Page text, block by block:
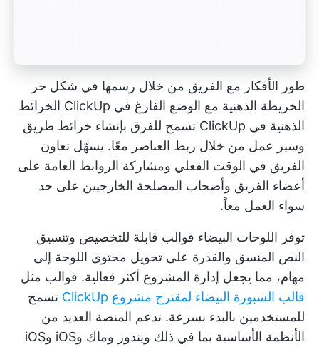
طور الأفكار مع الفريق من خلال رسمها في شكل حر
الخريطة الذهنية مع الوضع الفارغ في ClickUp
الخرائط
الذهنية في ClickUp
تسمح للفرق بإنشاء خرائط طريق
وسير عمل من خلال ربط العناصر معًا. يسهّل تعاون
الفريق في الوقت الفعلي ومشاركة الروابط العامة على
أعضاء الفريق وأصحاب المصلحة الخارجيين على حد
سواء العمل معاً.
توفر اللوحات البيضاء قوالب قابلة للتخصيص وتنسيق
النص المنسق والقدرة على تحويل محتوى اللوحة إلى
مهام، مما يجعل إدارة المشروع أكثر فعالية. قوالب مثل
قالب السبورة البيضاء لمقترح مشروع ClickUp
تسمح
للمستخدمين بالبدء بسرعة. تدعم المنصة العديد من
الأنظمة الأساسية بما في ذلك ويندوز وماك وiOS وiOS